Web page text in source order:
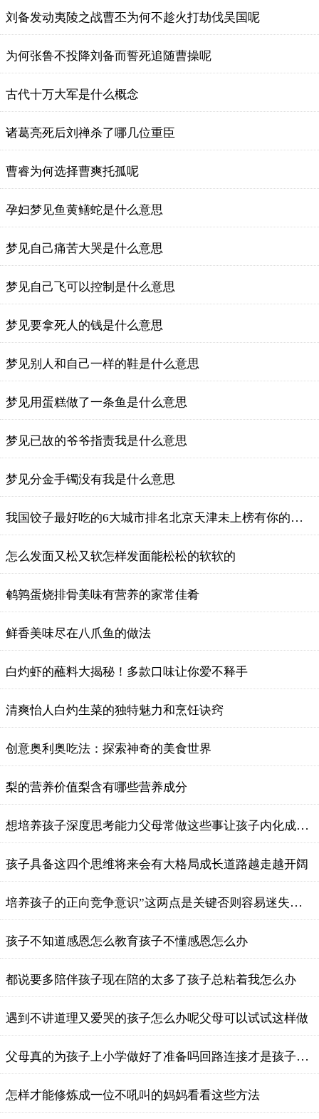
刘备发动夷陵之战曹丕为何不趁火打劫伐吴国呢
为何张鲁不投降刘备而誓死追随曹操呢
古代十万大军是什么概念
诸葛亮死后刘禅杀了哪几位重臣
曹睿为何选择曹爽托孤呢
孕妇梦见鱼黄鳝蛇是什么意思
梦见自己痛苦大哭是什么意思
梦见自己飞可以控制是什么意思
梦见要拿死人的钱是什么意思
梦见别人和自己一样的鞋是什么意思
梦见用蛋糕做了一条鱼是什么意思
梦见已故的爷爷指责我是什么意思
梦见分金手镯没有我是什么意思
我国饺子最好吃的6大城市排名北京天津未上榜有你的家乡吗
​怎么发面又松又软怎样发面能松松的软软的
鹌鹑蛋烧排骨美味有营养的家常佳肴
鲜香美味尽在八爪鱼的做法
白灼虾的蘸料大揭秘！多款口味让你爱不释手
清爽怡人白灼生菜的独特魅力和烹饪诀窍
创意奥利奥吃法：探索神奇的美食世界
梨的营养价值梨含有哪些营养成分
想培养孩子深度思考能力父母常做这些事让孩子内化成习惯
孩子具备这四个思维将来会有大格局成长道路越走越开阔
培养孩子的正向竞争意识”这两点是关键否则容易迷失自我
​孩子不知道感恩怎么教育孩子不懂感恩怎么办
都说要多陪伴孩子现在陪的太多了孩子总粘着我怎么办
遇到不讲道理又爱哭的孩子怎么办呢父母可以试试这样做
父母真的为孩子上小学做好了准备吗回路连接才是孩子最需要的
怎样才能修炼成一位不吼叫的妈妈看看这些方法